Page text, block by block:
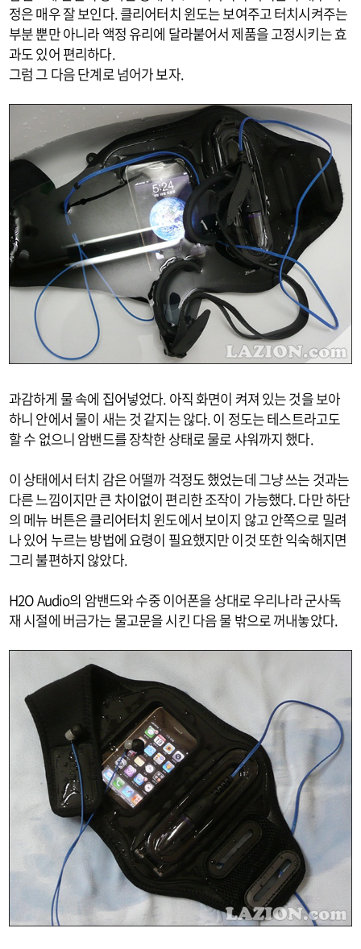
정은 매우 잘 보인다. 클리어터치 윈도는 보여주고 터치시켜주는
부분 뿐만 아니라 액정 유리에 달라붙어서 제품을 고정시키는 효
과도 있어 편리하다.
그럼 그 다음 단계로 넘어가 보자.
과감하게 물 속에 집어넣었다. 아직 화면이 켜져 있는 것을 보아
하니 안에서 물이 새는 것 같지는 않다. 이 정도는 테스트라고도
할 수 없으니 암밴드를 장착한 상태로 물로 샤워까지 했다.
이 상태에서 터치 감은 어떨까 걱정도 했었는데 그냥 쓰는 것과는
다른 느낌이지만 큰 차이없이 편리한 조작이 가능했다. 다만 하단
의 메뉴 버튼은 클리어터치 윈도에서 보이지 않고 안쪽으로 밀려
나 있어 누르는 방법에 요령이 필요했지만 이것 또한 익숙해지면
그리 불편하지 않았다.
H2O Audio의 암밴드와 수중 이어폰을 상대로 우리나라 군사독
재 시절에 버금가는 물고문을 시킨 다음 물 밖으로 꺼내놓았다.